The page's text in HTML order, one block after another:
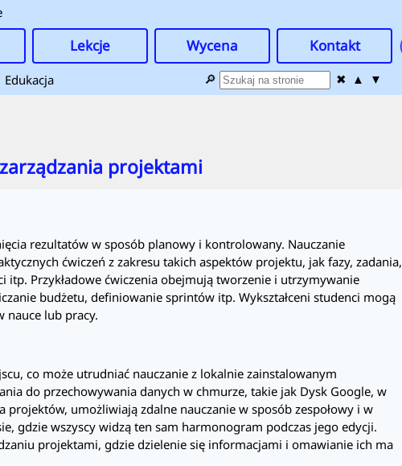
Lekcje Wycena Kontakt
Edukacja 🔎 ✖ ▲ ▼
projektami
rezultatów w sposób planowy i kontrolowany. Nauczanie
ćwiczeń z zakresu takich aspektów projektu, jak fazy, zadania,
itp. Przykładowe ćwiczenia obejmują tworzenie i utrzymywanie
budżetu, definiowanie sprintów itp. Wykształceni studenci mogą
nauce lub pracy.
co może utrudniać nauczanie z lokalnie zainstalowanym
do przechowywania danych w chmurze, takie jak Dysk Google, w
umożliwiają zdalne nauczanie w sposób zespołowy i w
gdzie wszyscy widzą ten sam harmonogram podczas jego edycji.
projektami, gdzie dzielenie się informacjami i omawianie ich ma